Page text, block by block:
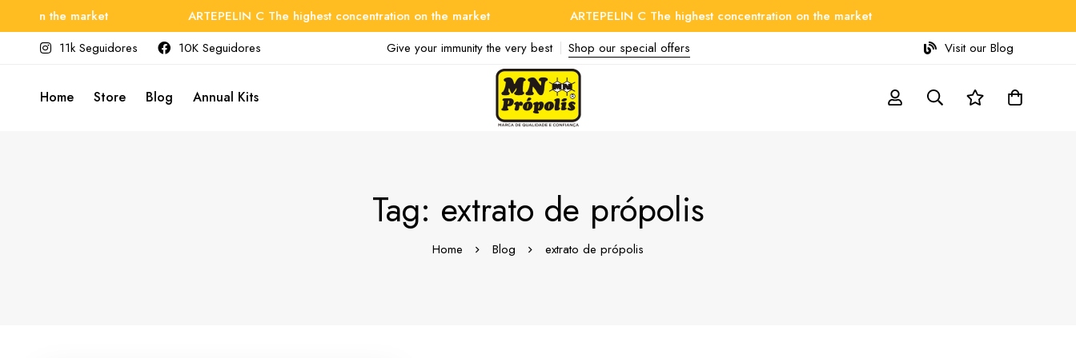
on the market ARTEPELIN C The highest concentration on the market
ARTEPELIN C The highest concentration on the market
11k Seguidores
10K Seguidores Give your immunity the very best Shop our special offers Visit our Blog
Home Store Blog Annual Kits
Tag: extrato de própolis
Home Blog extrato de própolis